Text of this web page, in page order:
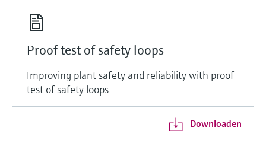
Proof test of safety loops
Improving plant safety and reliability with proof
test of safety loops
Downloaden